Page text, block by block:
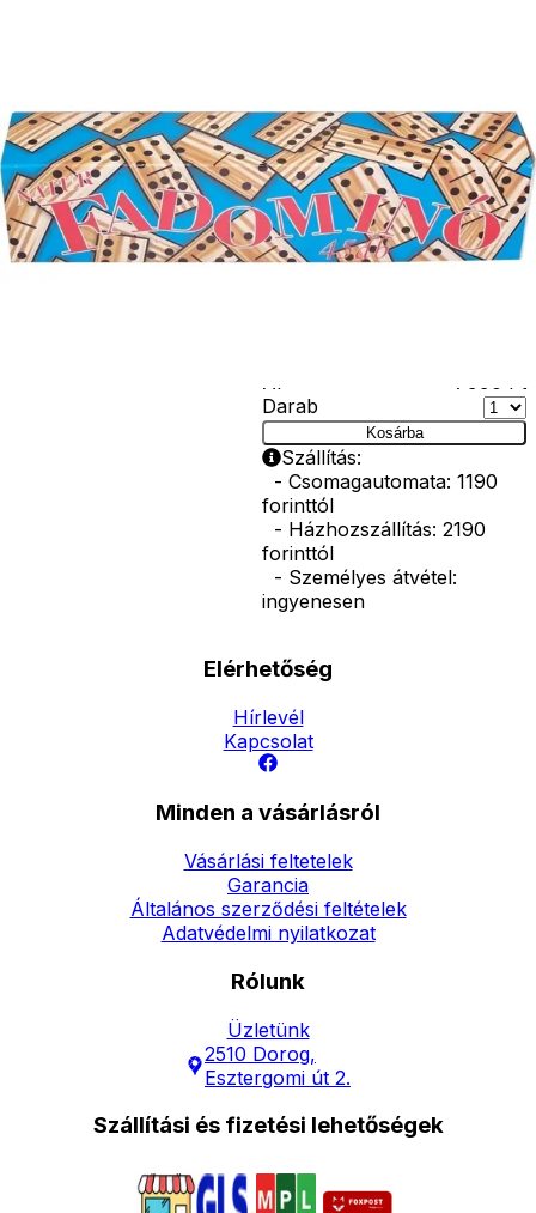
azt kapcsolni
tudják a sor
végén található
értékhez. Az
egyszerű de
izgalmas játék
elemeit egy fa
Darab
Kosárba
Szállítás:
- Csomagautomata: 1190
forinttól
- Házhozszállítás: 2190
forinttól
- Személyes átvétel:
ingyenesen
Elérhetőség
Hírlevél
Kapcsolat
Minden a vásárlásról
Vásárlási feltetelek
Garancia
Általános szerződési feltételek
Adatvédelmi nyilatkozat
Rólunk
Üzletünk
2510 Dorog,
Esztergomi út 2.
Szállítási és fizetési lehetőségek